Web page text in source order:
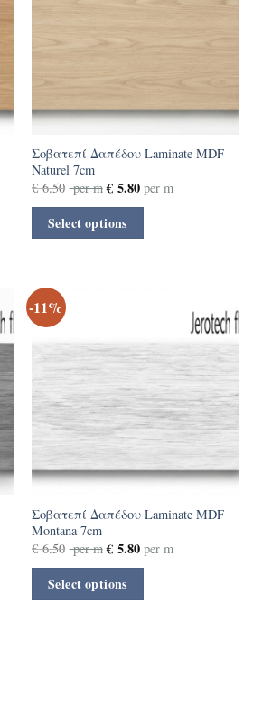
Σοβατεπί Δαπέδου Laminate MDF
Naturel 7cm
€6.50 per m €5.80per m
Select options
-11%
Σοβατεπί Δαπέδου Laminate MDF
Montana 7cm
€6.50 per m €5.80per m
Select options